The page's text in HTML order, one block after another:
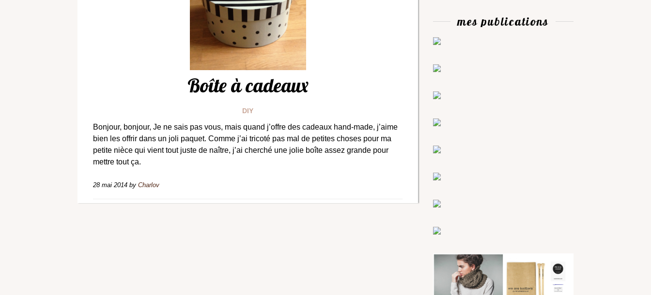
Boîte à cadeaux
DIY
Bonjour, bonjour, Je ne sais pas vous, mais quand j’offre des cadeaux hand-made, j’aime
bien les offrir dans un joli paquet. Comme j’ai tricoté pas mal de petites choses pour ma
petite nièce qui vient tout juste de naître, j’ai cherché une jolie boîte assez grande pour
mettre tout ça.
28 mai 2014 by Charlov
mes publications